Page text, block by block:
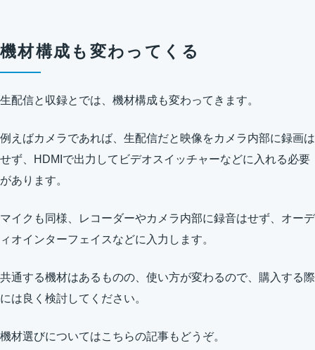
機材構成も変わってくる
生配信と収録とでは、機材構成も変わってきます。
例えばカメラであれば、生配信だと映像をカメラ内部に録画は
せず、HDMIで出力してビデオスイッチャーなどに入れる必要
があります。
マイクも同様、レコーダーやカメラ内部に録音はせず、オーデ
ィオインターフェイスなどに入力します。
共通する機材はあるものの、使い方が変わるので、購入する際
には良く検討してください。
機材選びについてはこちらの記事もどうぞ。